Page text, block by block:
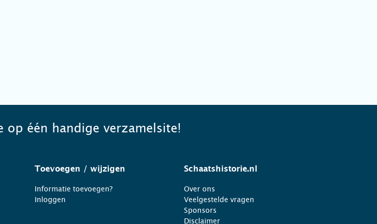
op één handige verzamelsite!
Toevoegen / wijzigen
Informatie toevoegen?
Inloggen
Schaatshistorie.nl
Over ons
Veelgestelde vragen
Sponsors
Disclaimer